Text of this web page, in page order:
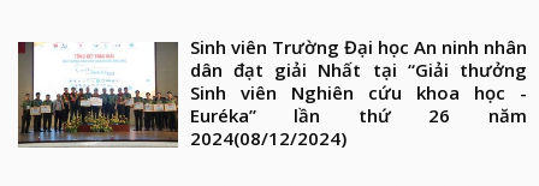
Sinh viên Trường Đại học An ninh nhân
dân đạt giải Nhất tại “Giải thưởng
Sinh viên Nghiên cứu khoa học -
Euréka” lần thứ 26 năm
2024(08/12/2024)